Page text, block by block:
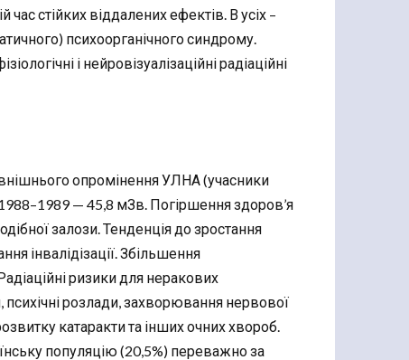
стійких віддалених ефектів. В усіх –
психоорганічного синдрому.
і нейровізуалізаційні радіаційні
опромінення УЛНА (учасники
1988–1989 — 45,8 мЗв. Погіршення здоров’я
залози. Тенденція до зростання
інвалідізації. Збільшення
ризики для неракових
розлади, захворювання нервової
катаракти та інших очних хвороб.
популяцію (20,5%) переважно за